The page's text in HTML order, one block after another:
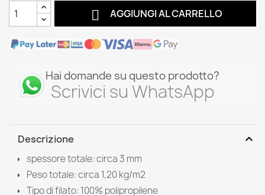
 AGGIUNGI AL CARRELLO
Hai domande su questo prodotto?
Scrivici su WhatsApp
Descrizione expand_more
spessore totale: circa 3 mm
Peso totale: circa 1,20 kg/m2
Tipo di filato: 100% polipropilene